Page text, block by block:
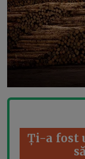
Ți-a fost